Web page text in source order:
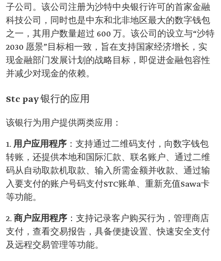
子公司。该公司注册为沙特中央银行许可的首家金融
科技公司，同时也是中东和北非地区最大的数字钱包
之一，其用户数量超过 600 万。该公司的设立与“沙特
2030 愿景”目标相一致，旨在支持国家经济增长，实
现金融部门发展计划的战略目标，即促进金融包容性
并减少对现金的依赖。
Stc pay 银行的应用
该银行为用户提供两类应用：
1.用户应用程序 ：支持通过二维码支付，向数字钱包
转账，还提供本地和国际汇款、联名账户、通过二维
码从自动取款机取款、输入所需金额并收款、通过输
入要支付的账户号码支付STC账单、重新充值Sawa卡
等功能。
2. 商户应用程序 ：支持记录客户购买行为，管理商店
支付，查看交易报告，具备便捷设置、快速安全支付
及远程交易管理等功能。